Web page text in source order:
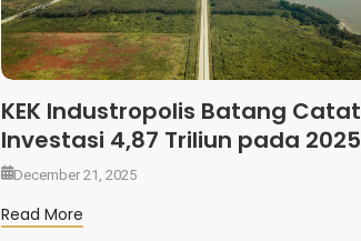
KEK Industropolis Batang Catat
Investasi 4,87 Triliun pada 2025
December 21, 2025
Read More